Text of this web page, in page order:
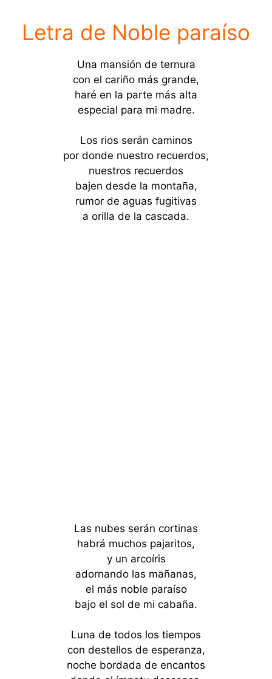
Letra de Noble paraíso
Una mansión de ternura
con el cariño más grande,
haré en la parte más alta
especial para mi madre.
Los rios serán caminos
por donde nuestro recuerdos,
nuestros recuerdos
bajen desde la montaña,
rumor de aguas fugitivas
a orilla de la cascada.
Las nubes serán cortinas
habrá muchos pajaritos,
y un arcoíris
adornando las mañanas,
el más noble paraíso
bajo el sol de mi cabaña.
Luna de todos los tiempos
con destellos de esperanza,
noche bordada de encantos